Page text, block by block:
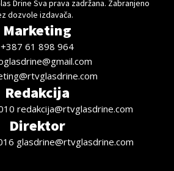
Drine Sva prava zadržana. Zabranjeno
dozvole izdavača.
Marketing
+387 61 898 964
Redakcija
redakcija@rtvglasdrine.com
Direktor
glasdrine@rtvglasdrine.com